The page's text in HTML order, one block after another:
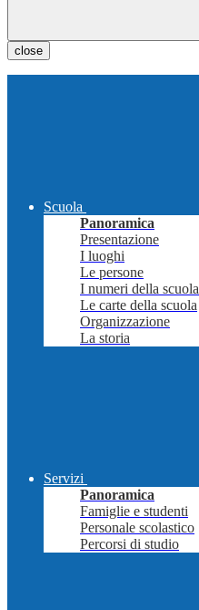
close
Scuola
Panoramica
Presentazione
I luoghi
Le persone
I numeri della scuola
Le carte della scuola
Organizzazione
La storia
Servizi
Panoramica
Famiglie e studenti
Personale scolastico
Percorsi di studio